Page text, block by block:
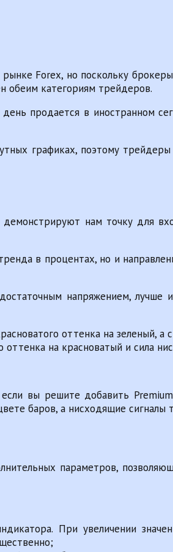
Forex, но поскольку
обеим категориям трейдеров.
продается в иностранном
графиках, поэтому
нам точку для
в процентах, но и
напряжением,
оттенка на зеленый,
на красноватый и сила
вы решите добавить
баров, а нисходящие сигналы
параметров,
При увеличении